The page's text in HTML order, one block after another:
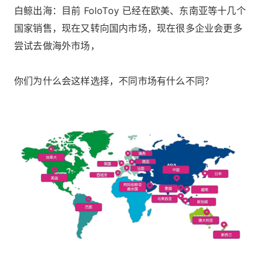
白鲸出海：目前 FoloToy 已经在欧美、东南亚等十几个
国家销售，现在又转向国内市场，现在很多企业会更多
尝试去做海外市场，
你们为什么会这样选择，不同市场有什么不同？